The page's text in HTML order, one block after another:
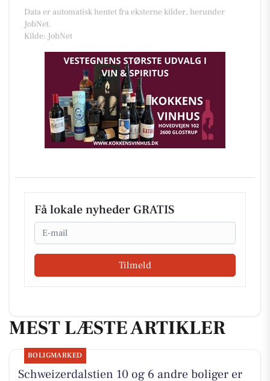
Data er automatisk hentet fra eksterne kilder, herunder
JobNet.
Kilde: JobNet
Få lokale nyheder GRATIS
Email
Tilmeld
MEST LÆSTE ARTIKLER
BOLIGMARKED
Schweizerdalstien 10 og 6 andre boliger er